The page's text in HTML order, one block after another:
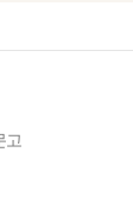
고